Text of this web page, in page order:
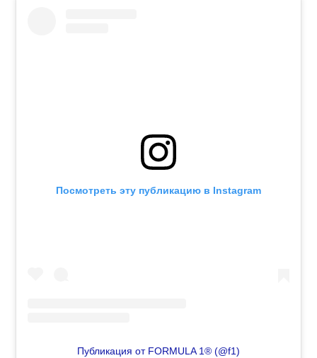
Посмотреть эту публикацию в Instagram
Публикация от FORMULA 1® (@f1)